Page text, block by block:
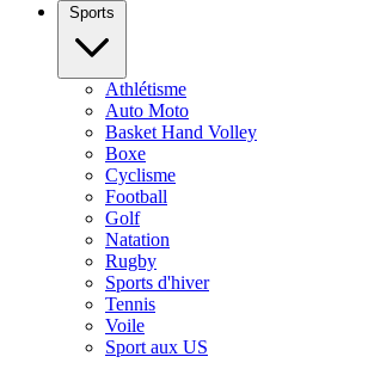
Sports
Athlétisme
Auto Moto
Basket Hand Volley
Boxe
Cyclisme
Football
Golf
Natation
Rugby
Sports d'hiver
Tennis
Voile
Sport aux US